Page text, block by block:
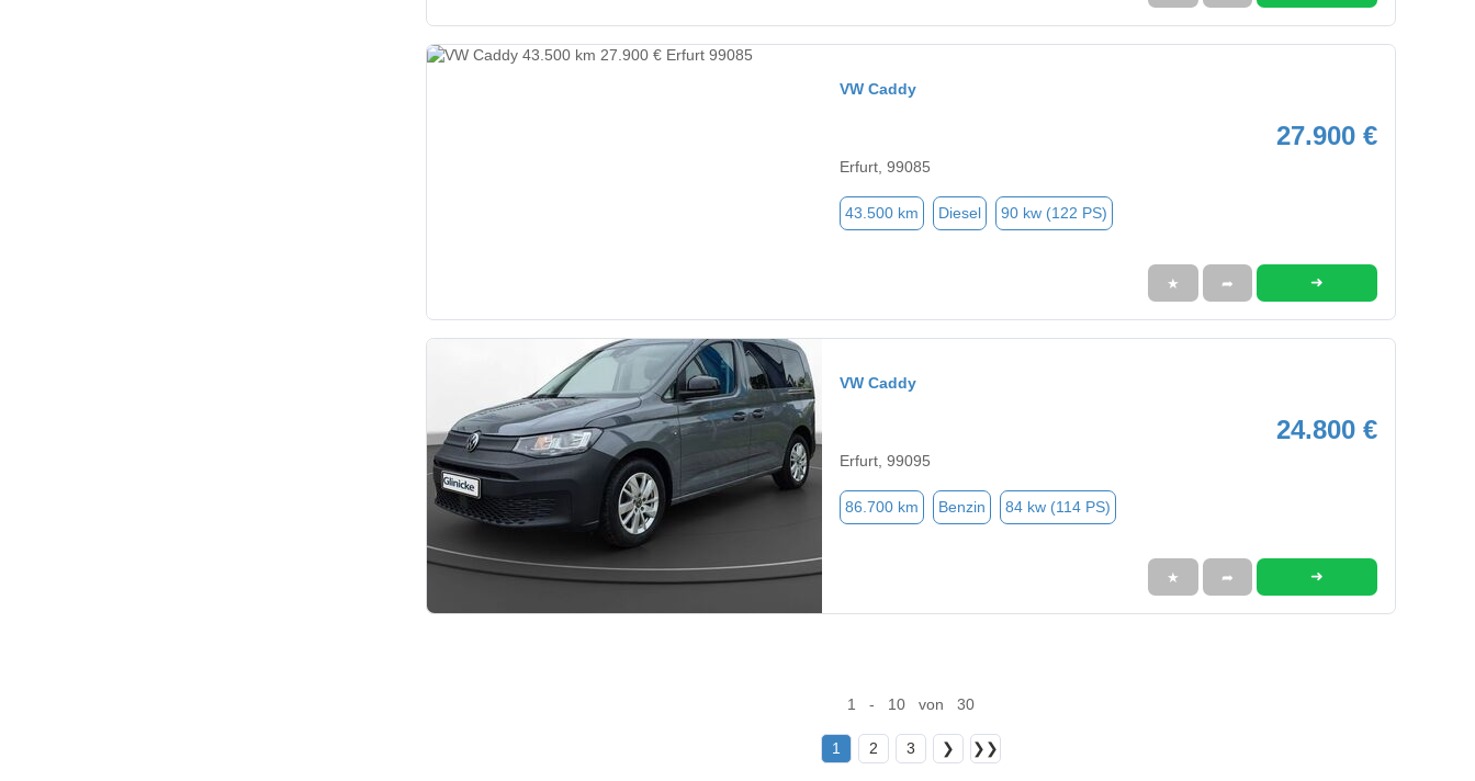
VW Caddy
27.900 €
Erfurt, 99085
43.500 km Diesel 90 kw (122 PS)
★ ➦ ➜
VW Caddy
24.800 €
Erfurt, 99095
86.700 km Benzin 84 kw (114 PS)
★ ➦ ➜
1 - 10 von 30
1 2 3 ❯ ❯❯